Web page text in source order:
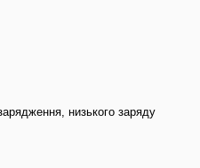
низького заряду